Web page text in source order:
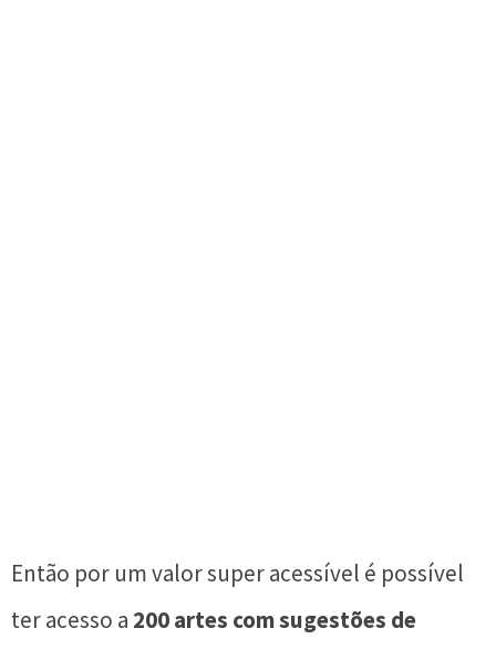
Então por um valor super acessível é possível
ter acesso a 200 artes com sugestões de